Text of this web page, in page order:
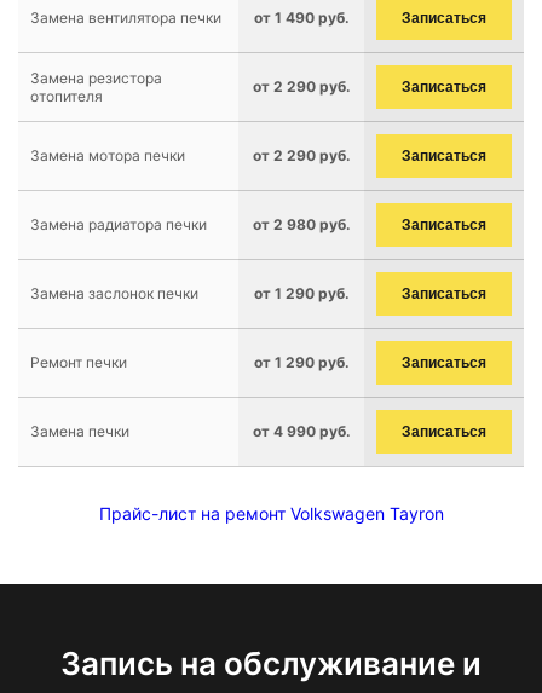
Замена вентилятора печки от 1 490 руб. Записаться
Замена резистора
отопителя
от 2 290 руб. Записаться
Замена мотора печки от 2 290 руб. Записаться
Замена радиатора печки от 2 980 руб. Записаться
Замена заслонок печки от 1 290 руб. Записаться
Ремонт печки от 1 290 руб. Записаться
Замена печки от 4 990 руб. Записаться
Прайс-лист на ремонт Volkswagen Tayron
Запись на обслуживание и